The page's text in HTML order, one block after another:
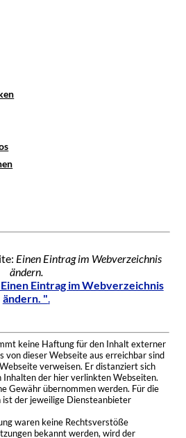
Einen Eintrag im Webverzeichnis
ändern.
Eintrag im Webverzeichnis
ändern. ".
keine Haftung für den Inhalt externer
von dieser Webseite aus erreichbar sind
verweisen. Er distanziert sich
Inhalten der hier verlinkten Webseiten.
Gewähr übernommen werden. Für die
der jeweilige Diensteanbieter
waren keine Rechtsverstöße
bekannt werden, wird der